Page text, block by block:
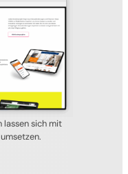
lassen sich mit